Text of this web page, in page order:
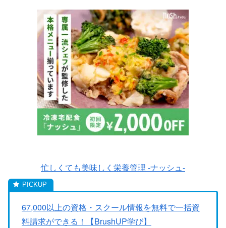
忙しくても美味しく栄養管理 -ナッシュ-
67,000以上の資格・スクール情報を無料で一括資
料請求ができる！【BrushUP学び】